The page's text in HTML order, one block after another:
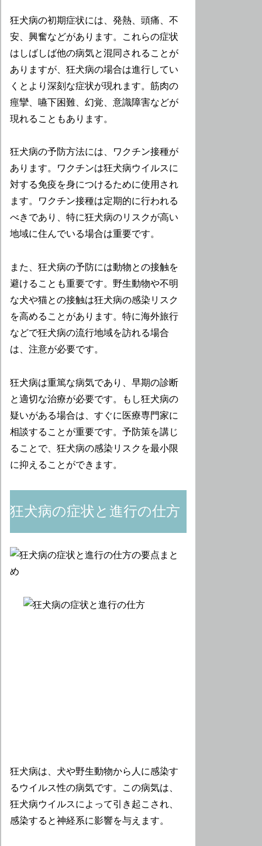
狂犬病の初期症状には、発熱、頭痛、不
安、興奮などがあります。これらの症状
はしばしば他の病気と混同されることが
ありますが、狂犬病の場合は進行してい
くとより深刻な症状が現れます。筋肉の
痙攣、嚥下困難、幻覚、意識障害などが
現れることもあります。
狂犬病の予防方法には、ワクチン接種が
あります。ワクチンは狂犬病ウイルスに
対する免疫を身につけるために使用され
ます。ワクチン接種は定期的に行われる
べきであり、特に狂犬病のリスクが高い
地域に住んでいる場合は重要です。
また、狂犬病の予防には動物との接触を
避けることも重要です。野生動物や不明
な犬や猫との接触は狂犬病の感染リスク
を高めることがあります。特に海外旅行
などで狂犬病の流行地域を訪れる場合
は、注意が必要です。
狂犬病は重篤な病気であり、早期の診断
と適切な治療が必要です。もし狂犬病の
疑いがある場合は、すぐに医療専門家に
相談することが重要です。予防策を講じ
ることで、狂犬病の感染リスクを最小限
に抑えることができます。
狂犬病の症状と進行の仕方
狂犬病は、犬や野生動物から人に感染す
るウイルス性の病気です。この病気は、
狂犬病ウイルスによって引き起こされ、
感染すると神経系に影響を与えます。